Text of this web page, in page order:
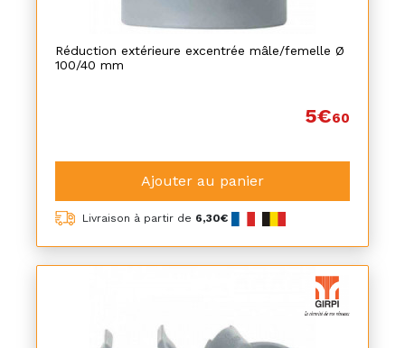
Réduction extérieure excentrée mâle/femelle Ø
100/40 mm
5€60
Ajouter au panier
Livraison à partir de 6,30€